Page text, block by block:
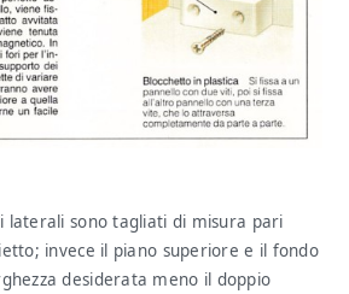
laterali sono tagliati di misura pari
invece il piano superiore e il fondo
desiderata meno il doppio